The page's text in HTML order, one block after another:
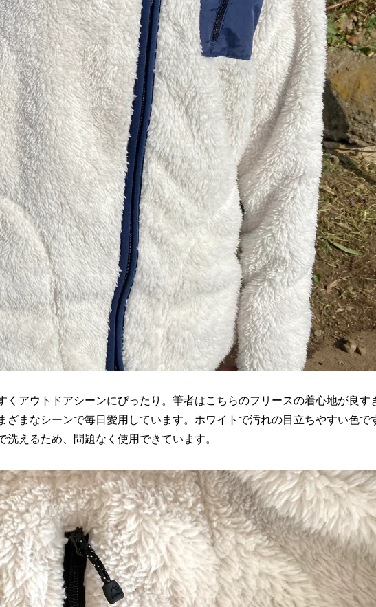
くアウトドアシーンにぴったり。筆者はこちらのフリースの着心地が良す
ざまなシーンで毎日愛用しています。ホワイトで汚れの目立ちやすい色で
えるため、問題なく使用できています。